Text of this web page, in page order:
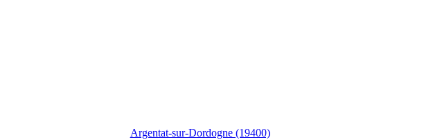
Argentat-sur-Dordogne (19400)